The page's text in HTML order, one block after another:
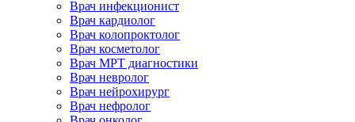
Врач инфекционист
Врач кардиолог
Врач колопроктолог
Врач косметолог
Врач МРТ диагностики
Врач невролог
Врач нейрохирург
Врач нефролог